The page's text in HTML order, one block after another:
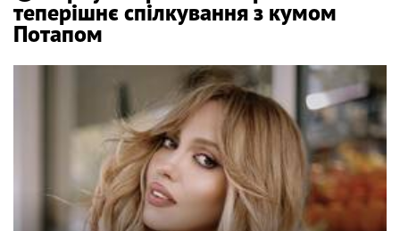
теперішнє спілкування з кумом
Потапом